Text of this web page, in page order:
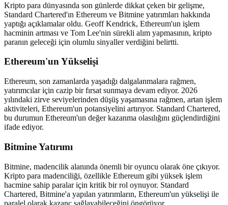
Kripto para dünyasında son günlerde dikkat çeken bir gelişme,
Standard Chartered'ın Ethereum ve Bitmine yatırımları hakkında
yaptığı açıklamalar oldu. Geoff Kendrick, Ethereum'un işlem
hacminin artması ve Tom Lee'nin sürekli alım yapmasının, kripto
paranın geleceği için olumlu sinyaller verdiğini belirtti.
Ethereum'un Yükselişi
Ethereum, son zamanlarda yaşadığı dalgalanmalara rağmen,
yatırımcılar için cazip bir fırsat sunmaya devam ediyor. 2026
yılındaki zirve seviyelerinden düşüş yaşamasına rağmen, artan işlem
aktiviteleri, Ethereum'un potansiyelini artırıyor. Standard Chartered,
bu durumun Ethereum'un değer kazanma olasılığını güçlendirdiğini
ifade ediyor.
Bitmine Yatırımı
Bitmine, madencilik alanında önemli bir oyuncu olarak öne çıkıyor.
Kripto para madenciliği, özellikle Ethereum gibi yüksek işlem
hacmine sahip paralar için kritik bir rol oynuyor. Standard
Chartered, Bitmine'a yapılan yatırımların, Ethereum'un yükselişi ile
paralel olarak kazanç sağlayabileceğini öngörüyor.